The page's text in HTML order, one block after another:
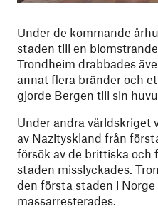
Under de kommande
staden till en
Trondheim drabbades
annat flera bränder och
gjorde Bergen till sin
Under andra världskriget
av Nazityskland från
försök av de brittiska och
staden misslyckades.
den första staden i
massarresterades.